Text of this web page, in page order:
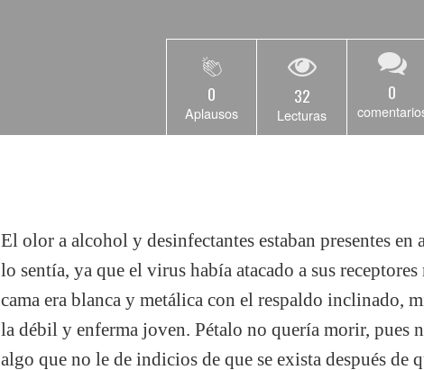
0
Aplausos
32
Lecturas
0
El olor a alcohol y desinfectantes estaban presentes
lo sentía, ya que el virus había atacado a sus
cama era blanca y metálica con el respaldo inclinado,
la débil y enferma joven. Pétalo no quería morir, pues
algo que no le de indicios de que se exista después de